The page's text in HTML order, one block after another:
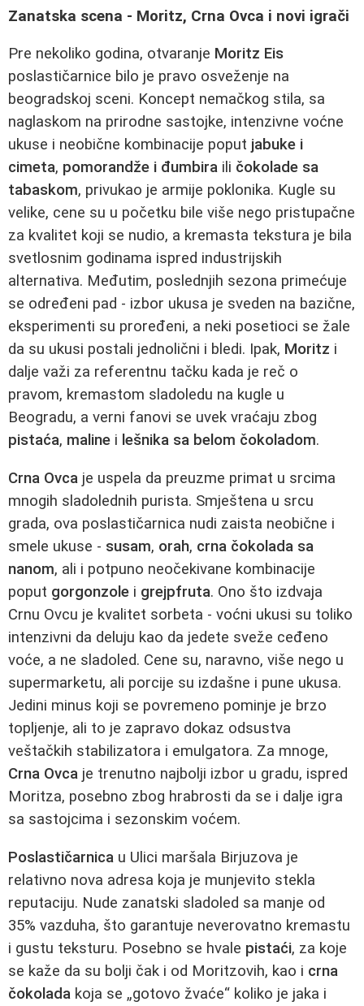
Zanatska scena - Moritz, Crna Ovca i novi igrači
Pre nekoliko godina, otvaranje Moritz Eis
poslastičarnice bilo je pravo osveženje na
beogradskoj sceni. Koncept nemačkog stila, sa
naglaskom na prirodne sastojke, intenzivne voćne
ukuse i neobične kombinacije poput jabuke i
cimeta, pomorandže i đumbira ili čokolade sa
tabaskom, privukao je armije poklonika. Kugle su
velike, cene su u početku bile više nego pristupačne
za kvalitet koji se nudio, a kremasta tekstura je bila
svetlosnim godinama ispred industrijskih
alternativa. Međutim, poslednjih sezona primećuje
se određeni pad - izbor ukusa je sveden na bazične,
eksperimenti su prorеđeni, a neki posetioci se žale
da su ukusi postali jednolični i bledi. Ipak, Moritz i
dalje važi za referentnu tačku kada je reč o
pravom, kremastom sladoledu na kugle u
Beogradu, a verni fanovi se uvek vraćaju zbog
pistaća, maline i lešnika sa belom čokoladom.
Crna Ovca je uspela da preuzme primat u srcima
mnogih sladolednih purista. Smještena u srcu
grada, ova poslastičarnica nudi zaista neobične i
smele ukuse - susam, orah, crna čokolada sa
nanom, ali i potpuno neočekivane kombinacije
poput gorgonzole i grejpfruta. Ono što izdvaja
Crnu Ovcu je kvalitet sorbeta - voćni ukusi su toliko
intenzivni da deluju kao da jedete sveže ceđeno
voće, a ne sladoled. Cene su, naravno, više nego u
supermarketu, ali porcije su izdašne i pune ukusa.
Jedini minus koji se povremeno pominje je brzo
topljenje, ali to je zapravo dokaz odsustva
veštačkih stabilizatora i emulgatora. Za mnoge,
Crna Ovca je trenutno najbolji izbor u gradu, ispred
Moritza, posebno zbog hrabrosti da se i dalje igra
sa sastojcima i sezonskim voćem.
Poslastičarnica u Ulici maršala Birjuzova je
relativno nova adresa koja je munjevito stekla
reputaciju. Nude zanatski sladoled sa manje od
35% vazduha, što garantuje neverovatno kremastu
i gustu teksturu. Posebno se hvale pistaći, za koje
se kaže da su bolji čak i od Moritzovih, kao i crna
čokolada koja se „gotovo žvaće“ koliko je jaka i